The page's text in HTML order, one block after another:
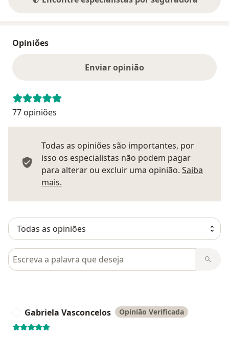
Opiniões
Enviar opinião
77 opiniões
Todas as opiniões são importantes, por
isso os especialistas não podem pagar
para alterar ou excluir uma opinião. Saiba
mais.
Pesquisar em opiniões
Gabriela Vasconcelos Opinião Verificada